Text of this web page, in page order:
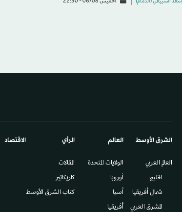
سعد السبيعي (الدمام) الخميس 06/08 - 22:30
الشرق الأوسط​
العالم العربي
الخليج
شمال أفريقيا
المشرق العربي
العالم
الولايات المتحدة
أوروبا
آسيا
أفريقيا
الرأي
المقالات
كاريكاتير
كتاب الشرق الأوسط
الاقتصاد